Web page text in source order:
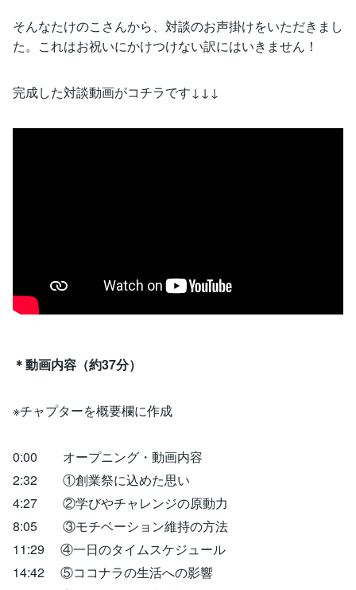
そんなたけのこさんから、対談のお声掛けをいただきまし
た。これはお祝いにかけつけない訳にはいきません！
完成した対談動画がコチラです↓↓↓
＊動画内容（約37分）
※チャプターを概要欄に作成
0:00 オープニング・動画内容
2:32 ①創業祭に込めた思い
4:27 ②学びやチャレンジの原動力
8:05 ③モチベーション維持の方法
11:29 ④一日のタイムスケジュール
14:42 ⑤ココナラの生活への影響